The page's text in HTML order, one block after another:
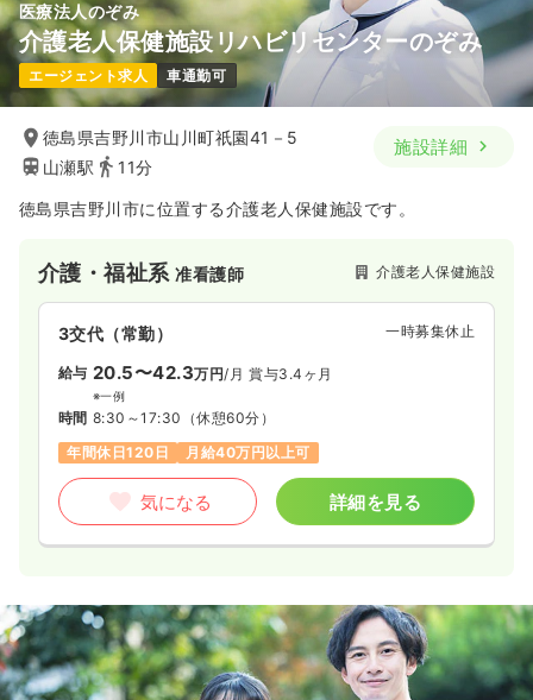
医療法人のぞみ
介護老人保健施設リハビリセンターのぞみ
エージェント求人 車通勤可
徳島県吉野川市山川町祇園41－5
山瀬駅
11分
施設詳細
徳島県吉野川市に位置する介護老人保健施設です。
介護・福祉系准看護師 介護老人保健施設
3交代（常勤） 一時募集休止
給与 20.5〜42.3万円/月 賞与3.4ヶ月
※一例
時間 8:30～17:30 （休憩60分）
年間休日120日
月給40万円以上可
気になる 詳細を見る